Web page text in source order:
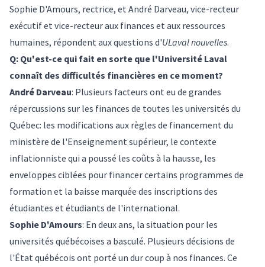
Sophie D'Amours, rectrice, et André Darveau, vice-recteur
exécutif et vice-recteur aux finances et aux ressources
humaines, répondent aux questions d'ULaval nouvelles.
Q: Qu'est-ce qui fait en sorte que l'Université Laval
connaît des difficultés financières en ce moment?
André Darveau: Plusieurs facteurs ont eu de grandes
répercussions sur les finances de toutes les universités du
Québec: les modifications aux règles de financement du
ministère de l'Enseignement supérieur, le contexte
inflationniste qui a poussé les coûts à la hausse, les
enveloppes ciblées pour financer certains programmes de
formation et la baisse marquée des inscriptions des
étudiantes et étudiants de l'international.
Sophie D'Amours: En deux ans, la situation pour les
universités québécoises a basculé. Plusieurs décisions de
l'État québécois ont porté un dur coup à nos finances. Ce